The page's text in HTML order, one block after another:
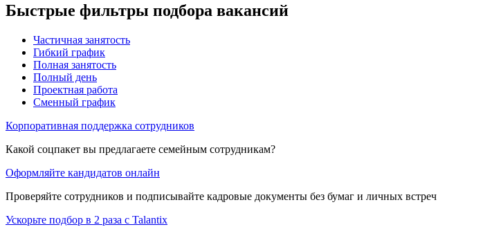
Быстрые фильтры подбора вакансий
Частичная занятость
Гибкий график
Полная занятость
Полный день
Проектная работа
Сменный график
Корпоративная поддержка сотрудников
Какой соцпакет вы предлагаете семейным сотрудникам?
Оформляйте кандидатов онлайн
Проверяйте сотрудников и подписывайте кадровые документы без бумаг и личных встреч
Ускорьте подбор в 2 раза с Talantix